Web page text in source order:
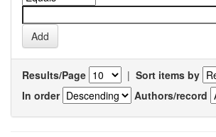
Results/Page | Sort items by
In order
Authors/record